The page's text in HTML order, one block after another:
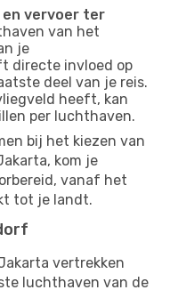
vervoer ter
van het
je
directe invloed op
deel van je reis.
heeft, kan
per luchthaven.
bij het kiezen van
kom je
vanaf het
tot je landt.
vertrekken
luchthaven van de